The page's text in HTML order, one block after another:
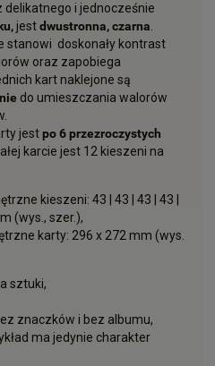
delikatnego i jednocześnie
jestdwustronna, czarna
stanowi doskonały kontrast
oraz zapobiega
kart naklejone są
do umieszczania walorów
jestpo 6 przezroczystych
karcie jest 12 kieszeni na
kieszeni: 43 | 43 | 43 | 43 |
(wys., szer.),
karty: 296 x 272 mm (wys.
sztuki,
znaczków i bez albumu,
ma jedynie charakter